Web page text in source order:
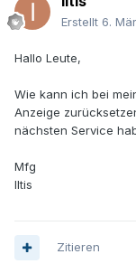
Erstellt 6.
Hallo Leute,
Wie kann ich bei
Anzeige
nächsten Service
Mfg
Iltis
Zitieren